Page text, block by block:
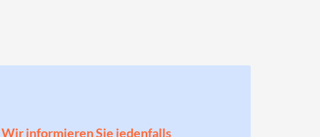
Wir informieren Sie jedenfalls